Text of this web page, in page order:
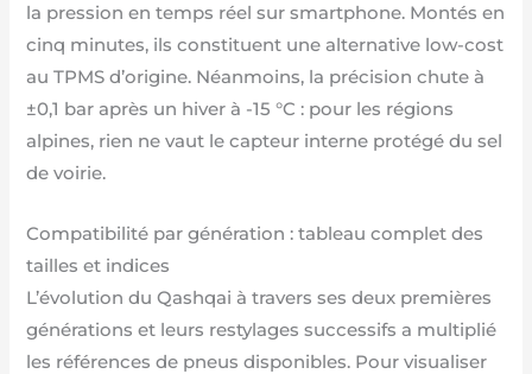
la pression en temps réel sur smartphone. Montés en
cinq minutes, ils constituent une alternative low-cost
au TPMS d’origine. Néanmoins, la précision chute à
±0,1 bar après un hiver à -15 °C : pour les régions
alpines, rien ne vaut le capteur interne protégé du sel
de voirie.
Compatibilité par génération : tableau complet des
tailles et indices
L’évolution du Qashqai à travers ses deux premières
générations et leurs restylages successifs a multiplié
les références de pneus disponibles. Pour visualiser